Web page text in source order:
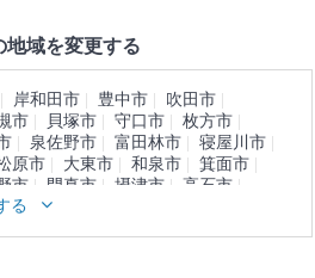
地域を変更する
岸和田市 豊中市
吹田市
市 貝塚市 守口市
枚方市
泉佐野市 富田林市
寝屋川市
原市 大東市 和泉市
箕面市
市 門真市 摂津市
高石市
阪市
る